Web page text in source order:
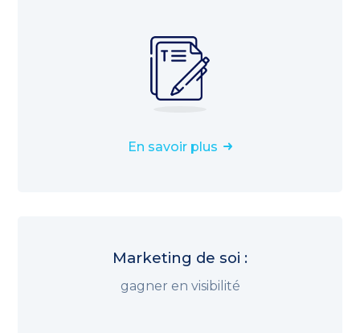
En savoir plus
Marketing de soi :
gagner en visibilité